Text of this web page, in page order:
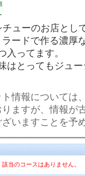
ューのお店とし
ードで作る濃厚
入ってます。
はとってもジュ
情報については
ますが、情報が
いますことを予
該当のコースはありません。